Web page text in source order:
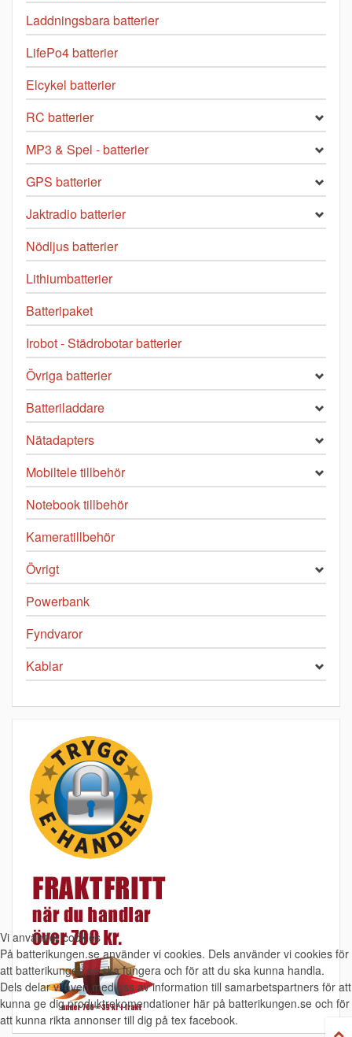
Laddningsbara batterier
LifePo4 batterier
Elcykel batterier
RC batterier
MP3 & Spel - batterier
GPS batterier
Jaktradio batterier
Nödljus batterier
Lithiumbatterier
Batteripaket
Irobot - Städrobotar batterier
Övriga batterier
Batteriladdare
Nätadapters
Mobiltele tillbehör
Notebook tillbehör
Kameratillbehör
Övrigt
Powerbank
Fyndvaror
Kablar
Vi använder cookies
På batterikungen.se använder vi cookies. Dels använder vi cookies för
att batterikungen.se ska fungera och för att du ska kunna handla.
Dels delar vi även med oss av information till samarbetspartners för att
kunna ge dig produktrekomendationer här på batterikungen.se och för
att kunna rikta annonser till dig på tex facebook.